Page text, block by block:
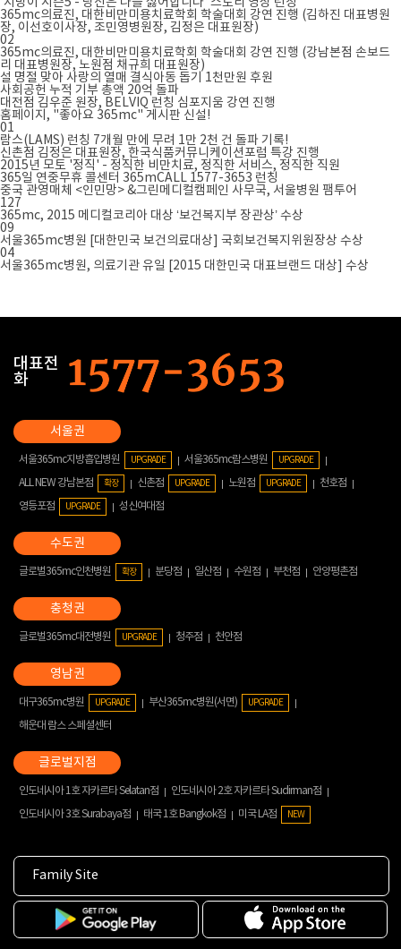
365mc의료진, 대한비만미용치료학회 학술대회 강연 진행 (김하진 대표병원
장, 이선호이사장, 조민영병원장, 김정은 대표원장)
02
365mc의료진, 대한비만미용치료학회 학술대회 강연 진행 (강남본점 손보드
리 대표병원장, 노원점 채규희 대표원장)
설 명절 맞아 사랑의 열매 결식아동 돕기 1천만원 후원
사회공헌 누적 기부 총액 20억 돌파
대전점 김우준 원장, BELVIQ 런칭 심포지움 강연 진행
홈페이지, "좋아요 365mc" 게시판 신설!
01
람스(LAMS) 런칭 7개월 만에 무려 1만 2천 건 돌파 기록!
신촌점 김정은 대표원장, 한국식품커뮤니케이션포럼 특강 진행
2015년 모토 '정직' - 정직한 비만치료, 정직한 서비스, 정직한 직원
365일 연중무휴 콜센터 365mCALL 1577-3653 런칭
중국 관영매체 <인민망> &그린메디컬캠페인 사무국, 서울병원 팸투어
127
365mc, 2015 메디컬코리아 대상 ‘보건복지부 장관상’ 수상
09
서울365mc병원 [대한민국 보건의료대상] 국회보건복지위원장상 수상
04
서울365mc병원, 의료기관 유일 [2015 대한민국 대표브랜드 대상] 수상
대표전
화
서울365mc지방흡입병원 UPGRADE 서울365mc람스병원 UPGRADE
ALL NEW 강남본점 확장 신촌점 UPGRADE 노원점 UPGRADE
천호점
영등포점
UPGRADE 성신여대점
글로벌365mc인천병원 확장 분당점 일산점 수원점 부천점 안양평촌점
글로벌365mc대전병원 UPGRADE 청주점 천안점
대구365mc병원 UPGRADE 부산365mc병원(서면) UPGRADE
해운대 람스 스페셜센터
인도네시아 1호 자카르타 Selatan점
인도네시아 2호 자카르타 Sudirman점
인도네시아 3호 Surabaya점
태국 1호 Bangkok점 미국 LA점 NEW
Family Site